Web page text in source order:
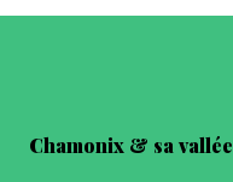
Chamonix & sa vallée